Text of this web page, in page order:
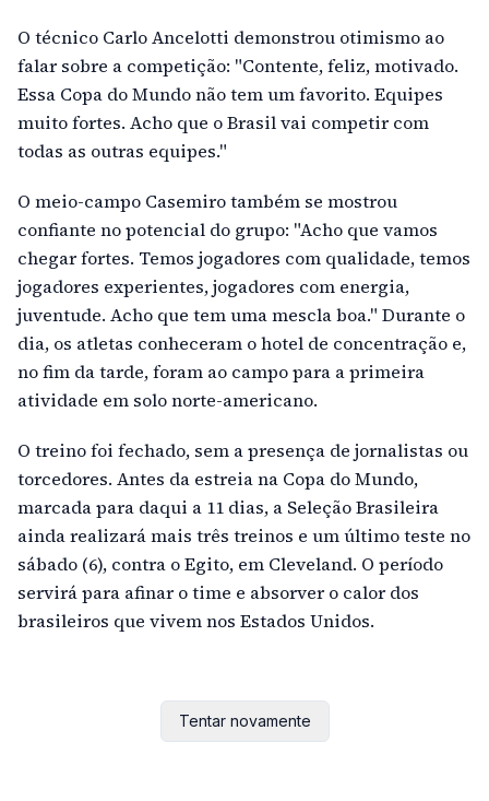
O técnico Carlo Ancelotti demonstrou otimismo ao
falar sobre a competição: "Contente, feliz, motivado.
Essa Copa do Mundo não tem um favorito. Equipes
muito fortes. Acho que o Brasil vai competir com
todas as outras equipes."
O meio-campo Casemiro também se mostrou
confiante no potencial do grupo: "Acho que vamos
chegar fortes. Temos jogadores com qualidade, temos
jogadores experientes, jogadores com energia,
juventude. Acho que tem uma mescla boa." Durante o
dia, os atletas conheceram o hotel de concentração e,
no fim da tarde, foram ao campo para a primeira
atividade em solo norte-americano.
O treino foi fechado, sem a presença de jornalistas ou
torcedores. Antes da estreia na Copa do Mundo,
marcada para daqui a 11 dias, a Seleção Brasileira
ainda realizará mais três treinos e um último teste no
sábado (6), contra o Egito, em Cleveland. O período
servirá para afinar o time e absorver o calor dos
brasileiros que vivem nos Estados Unidos.
Tentar novamente